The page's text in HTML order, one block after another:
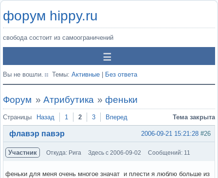
форум hippy.ru
свобода состоит из самоограничений
Вы не вошли. Темы: Активные Без ответа
Форум » Атрибутика »феньки
Страницы Назад 1 2 3 Вперед Тема закрыта
#26
2006-09-21 15:21:28
флавэр павэр
Участник Откуда: Рига Здесь с 2006-09-02 Сообщений: 11
феньки для меня очень многое значат и плести я люблю больше из